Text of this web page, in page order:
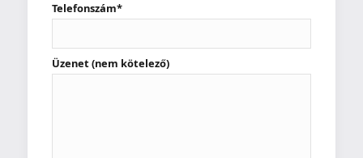
Telefonszám*
Üzenet (nem kötelező)